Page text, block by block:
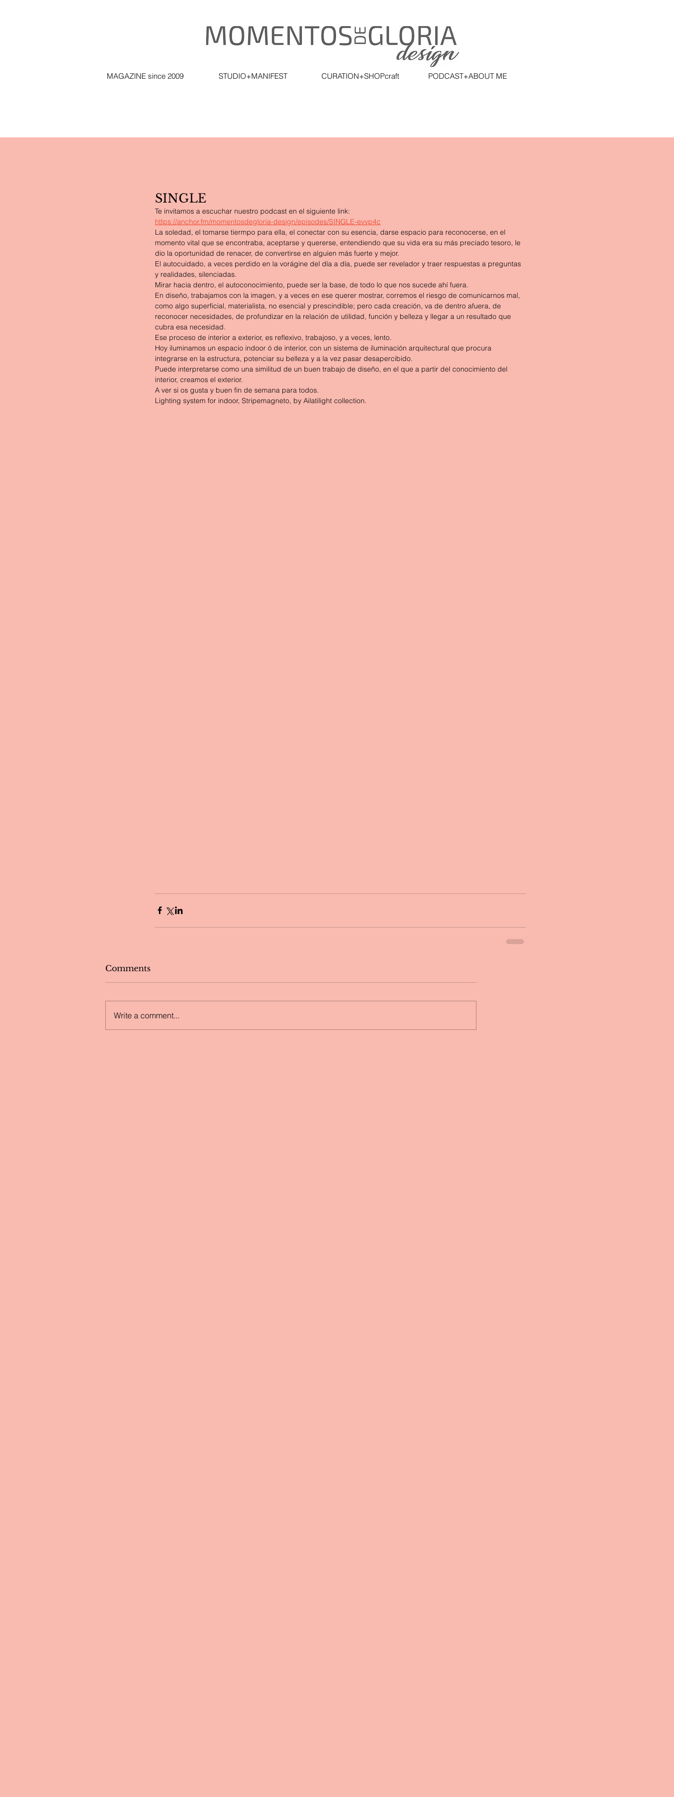
MAGAZINE since 2009 STUDIO+MANIFEST CURATION+SHOPcraft PODCAST+ABOUT ME
SINGLE
Te invitamos a escuchar nuestro podcast en el siguiente link:
https://anchor.fm/momentosdegloria-design/episodes/SINGLE-evvp4c
La soledad, el tomarse tiermpo para ella, el conectar con su esencia, darse espacio para reconocerse, en el
momento vital que se encontraba, aceptarse y quererse, entendiendo que su vida era su más preciado tesoro, le
dio la oportunidad de renacer, de convertirse en alguien más fuerte y mejor.
El autocuidado, a veces perdido en la vorágine del día a día, puede ser revelador y traer respuestas a preguntas
y realidades, silenciadas.
Mirar hacia dentro, el autoconocimiento, puede ser la base, de todo lo que nos sucede ahí fuera.
En diseño, trabajamos con la imagen, y a veces en ese querer mostrar, corremos el riesgo de comunicarnos mal,
como algo superficial, materialista, no esencial y prescindible; pero cada creación, va de dentro afuera, de
reconocer necesidades, de profundizar en la relación de utilidad, función y belleza y llegar a un resultado que
cubra esa necesidad.
Ese proceso de interior a exterior, es reflexivo, trabajoso, y a veces, lento.
Hoy iluminamos un espacio indoor ó de interior, con un sistema de iluminación arquitectural que procura
integrarse en la estructura, potenciar su belleza y a la vez pasar desapercibido.
Puede interpretarse como una similitud de un buen trabajo de diseño, en el que a partir del conocimiento del
interior, creamos el exterior.
A ver si os gusta y buen fin de semana para todos.
Lighting system for indoor, Stripemagneto, by Ailatilight collection.
Comments
Write a comment...